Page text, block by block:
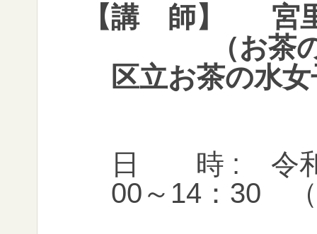
【講 師】
宮
（お茶
区立お茶の水
日 時 : 令和
00～14：30